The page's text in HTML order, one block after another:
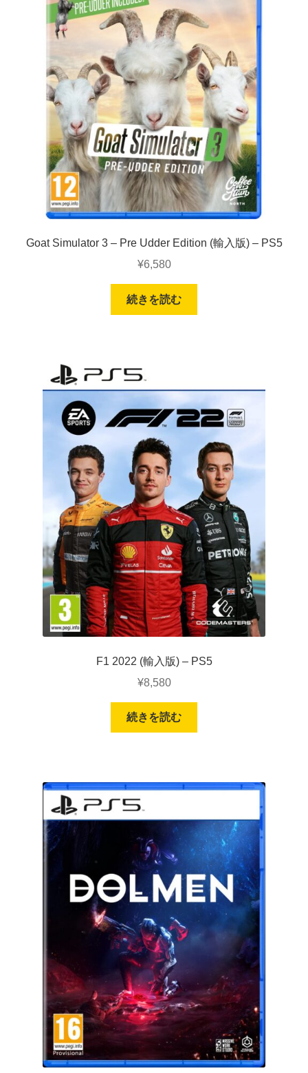
Goat Simulator 3 – Pre Udder Edition (輸入版) – PS5
¥6,580
続きを読む
F1 2022 (輸入版) – PS5
¥8,580
続きを読む